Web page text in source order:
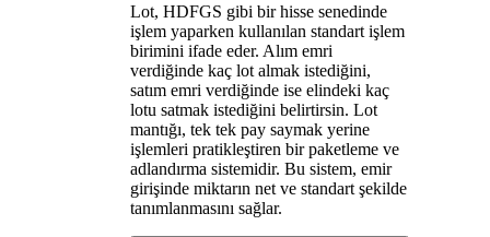
Lot, HDFGS gibi bir hisse senedinde
işlem yaparken kullanılan standart işlem
birimini ifade eder. Alım emri
verdiğinde kaç lot almak istediğini,
satım emri verdiğinde ise elindeki kaç
lotu satmak istediğini belirtirsin. Lot
mantığı, tek tek pay saymak yerine
işlemleri pratikleştiren bir paketleme ve
adlandırma sistemidir. Bu sistem, emir
girişinde miktarın net ve standart şekilde
tanımlanmasını sağlar.